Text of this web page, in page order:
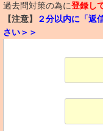
過去問対策の為に登録し
【注意】
２分以内に「返
さい＞＞